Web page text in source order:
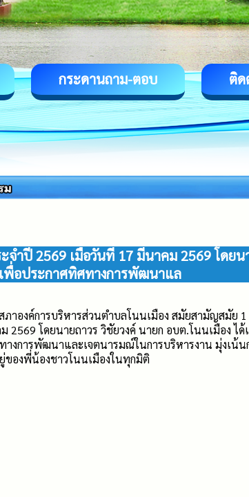
กระดานถาม-ตอบ ติด
ำปี 2569 เมื่อวันที่ 17 มีนาคม 2569 โดยน
พื่อประกาศทิศทางการพัฒนาแล
ภาองค์การบริหารส่วนตำบลโนนเมือง สมัยสามัญสมัย
2569 โดยนายถาวร วิชัยวงค์ นายก อบต.โนนเมือง ไ
างการพัฒนาและเจตนารมณ์ในการบริหารงาน มุ่งเน้
ของพี่น้องชาวโนนเมืองในทุกมิติ